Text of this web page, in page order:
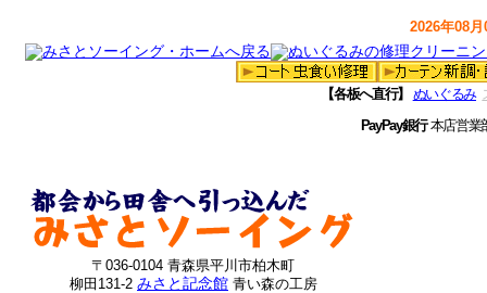
2026年08
【各板へ直行】 ぬいぐるみ
PayPay銀行本店営
〒036-0104 青森県平川市柏木町
柳田131-2 みさと記念館 青い森の工房